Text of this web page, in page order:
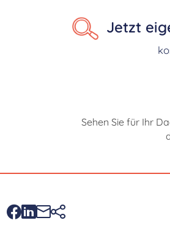
Jetzt
Sehen Sie für Ihr